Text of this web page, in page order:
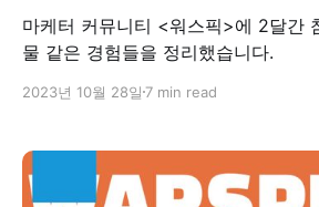
마케터 커뮤니티 <워스픽>에 2달간
물 같은 경험들을 정리했습니다.
2023년 10월 28일 7 min read